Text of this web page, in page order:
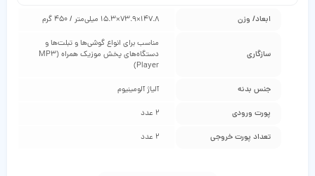
ابعاد/ وزن 147.8×73.9×15.3 میلی‌متر / 450 گرم
سازگاری
مناسب برای انواع گوشی‌ها و تبلت‌ها و
دستگاه‌های پخش موزیک همراه (MP3
Player)
جنس بدنه آلیاژ آلومینیوم
پورت ورودی 2 عدد
تعداد پورت خروجی 2 عدد